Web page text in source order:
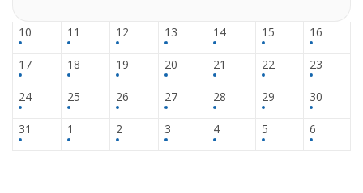
10 11 12 13 14 15 16
17 18 19 20 21 22 23
24 25 26 27 28 29 30
31 1 2 3 4 5 6